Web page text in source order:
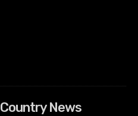
Country News